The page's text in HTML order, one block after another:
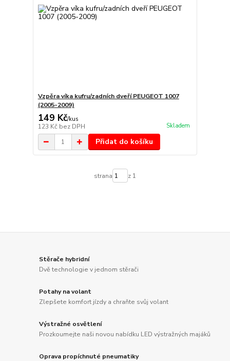
Vzpěra víka kufru/zadních dveří PEUGEOT 1007
(2005-2009)
149 Kč/kus
123 Kč bez DPH Skladem
Přidat do košíku
strana z 1
Stěrače hybridní
Dvě technologie v jednom stěrači
Potahy na volant
Zlepšete komfort jízdy a chraňte svůj volant
Výstražné osvětlení
Prozkoumejte naši novou nabídku LED výstražných majáků
Oprava propíchnuté pneumatiky